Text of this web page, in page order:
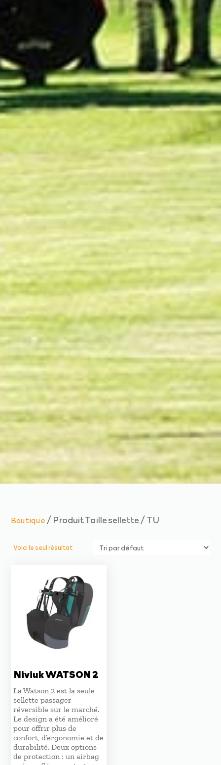
Boutique / Produit Taille sellette / TU
Voici le seul résultat
Niviuk WATSON 2
La Watson 2 est la seule
sellette passager
réversible sur le marché.
Le design a été amélioré
pour offrir plus de
confort, d’ergonomie et de
durabilité. Deux options
de protection : un airbag